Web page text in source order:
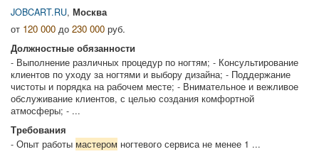
JOBCART.RU, Москва
от 120 000 до 230 000 руб.
Должностные обязанности
- Выполнение различных процедур по ногтям; - Консультирование
клиентов по уходу за ногтями и выбору дизайна; - Поддержание
чистоты и порядка на рабочем месте; - Внимательное и вежливое
обслуживание клиентов, с целью создания комфортной
атмосферы; - ...
Требования
- Опыт работы мастером ногтевого сервиса не менее 1 ...